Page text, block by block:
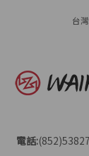
台
電話: